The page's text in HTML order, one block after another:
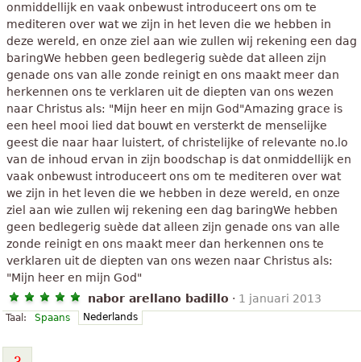
onmiddellijk en vaak onbewust introduceert ons om te
mediteren over wat we zijn in het leven die we hebben in
deze wereld, en onze ziel aan wie zullen wij rekening een dag
baringWe hebben geen bedlegerig suède dat alleen zijn
genade ons van alle zonde reinigt en ons maakt meer dan
herkennen ons te verklaren uit de diepten van ons wezen
naar Christus als: "Mijn heer en mijn God"Amazing grace is
een heel mooi lied dat bouwt en versterkt de menselijke
geest die naar haar luistert, of christelijke of relevante no.lo
van de inhoud ervan in zijn boodschap is dat onmiddellijk en
vaak onbewust introduceert ons om te mediteren over wat
we zijn in het leven die we hebben in deze wereld, en onze
ziel aan wie zullen wij rekening een dag baringWe hebben
geen bedlegerig suède dat alleen zijn genade ons van alle
zonde reinigt en ons maakt meer dan herkennen ons te
verklaren uit de diepten van ons wezen naar Christus als:
"Mijn heer en mijn God"
nabor arellano badillo · 1 januari 2013
Taal: Spaans Nederlands